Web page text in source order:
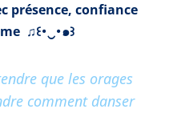
présence, confiance
♫꒰･‿･๑꒱
que les orages
comment danser